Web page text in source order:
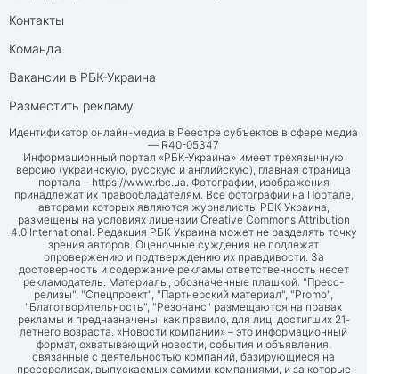
Контакты
Команда
Вакансии в РБК-Украина
Разместить рекламу
Идентификатор онлайн-медиа в Реестре субъектов в сфере медиа
— R40-05347
Информационный портал «РБК-Украина» имеет трехязычную
версию (украинскую, русскую и английскую), главная страница
портала – https://www.rbc.ua. Фотографии, изображения
принадлежат их правообладателям. Все фотографии на Портале,
авторами которых являются журналисты РБК-Украина,
размещены на условиях лицензии Creative Commons Attribution
4.0 International. Редакция РБК-Украина может не разделять точку
зрения авторов. Оценочные суждения не подлежат
опровержению и подтверждению их правдивости. За
достоверность и содержание рекламы ответственность несет
рекламодатель. Материалы, обозначенные плашкой: "Пресс-
релизы", "Спецпроект", "Партнерский материал", "Promo",
"Благотворительность", "Резонанс" размещаются на правах
рекламы и предназначены, как правило, для лиц, достигших 21-
летнего возраста. «Новости компании» – это информационный
формат, охватывающий новости, события и объявления,
связанные с деятельностью компаний, базирующиеся на
прессрелизах, выпускаемых самими компаниями, и за которые